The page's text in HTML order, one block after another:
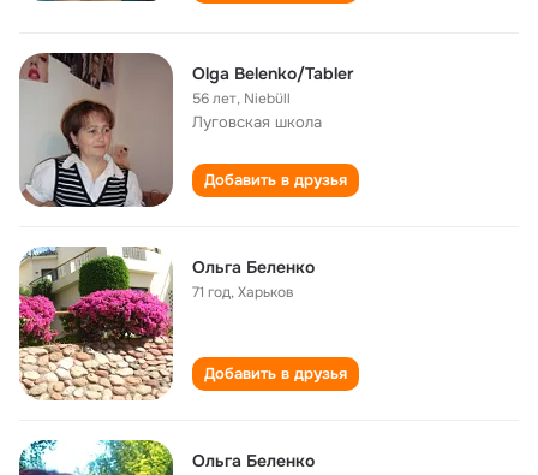
Olga Belenko/Tabler
56 лет, Niebüll
Луговская школа
Добавить в друзья
Ольга Беленко
71 год,Харьков
Добавить в друзья
Ольга Беленко